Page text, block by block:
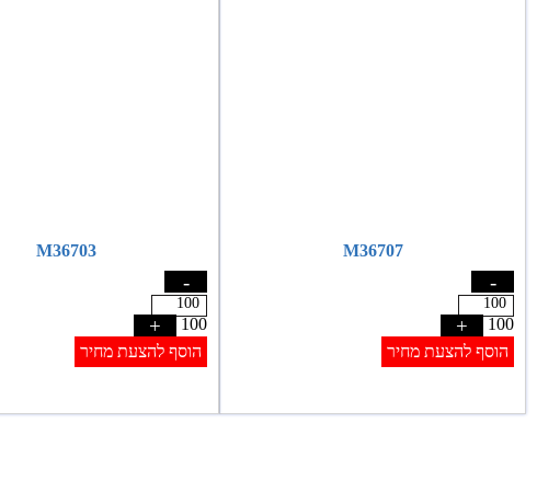
M36707
-
100
+
הוסף להצעת מחיר
M36703
-
100
+
הוסף להצעת מחיר